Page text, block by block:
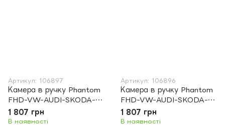
Артикул: 106897
Камера в ручку Phantom
FHD-VW-AUDI-SKODA-
45
1 807 грн
В наявності
Артикул: 106896
Камера в ручку Phantom
FHD-VW-AUDI-SKODA-
44
1 807 грн
В наявності